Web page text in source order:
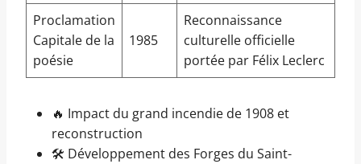
Proclamation
Capitale de la
poésie
1985
Reconnaissance
culturelle officielle
portée par Félix Leclerc
🔥 Impact du grand incendie de 1908 et
reconstruction
🛠️ Développement des Forges du Saint-